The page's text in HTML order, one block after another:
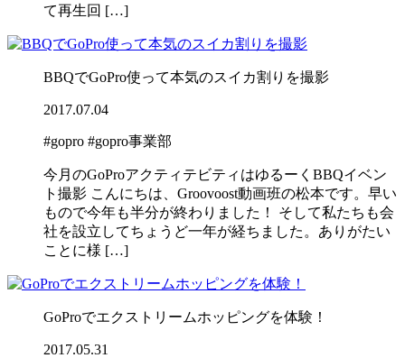
て再生回 […]
BBQでGoPro使って本気のスイカ割りを撮影
2017.07.04
#gopro #gopro事業部
今月のGoProアクティテビティはゆるーくBBQイベン
ト撮影 こんにちは、Groovoost動画班の松本です。早い
もので今年も半分が終わりました！ そして私たちも会
社を設立してちょうど一年が経ちました。ありがたい
ことに様 […]
GoProでエクストリームホッピングを体験！
2017.05.31